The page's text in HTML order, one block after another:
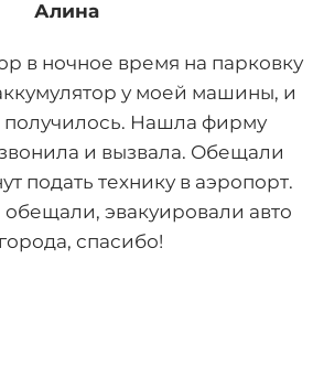
Алина
в ночное время на парковку
у моей машины, и
получилось. Нашла фирму
и вызвала. Обещали
подать технику в аэропорт.
эвакуировали авто
спасибо!